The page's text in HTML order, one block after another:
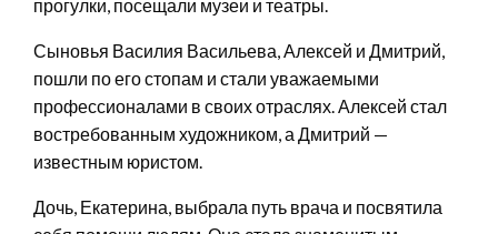
прогулки, посещали музеи и театры.
Сыновья Василия Васильева, Алексей и Дмитрий,
пошли по его стопам и стали уважаемыми
профессионалами в своих отраслях. Алексей стал
востребованным художником, а Дмитрий —
известным юристом.
Дочь, Екатерина, выбрала путь врача и посвятила